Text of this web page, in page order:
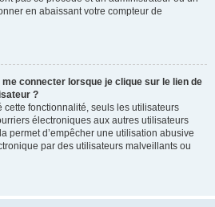
en abaissant votre compteur de
me connecter lorsque je clique sur le lien de
?
cette fonctionnalité, seuls les utilisateurs
électroniques aux autres utilisateurs
permet d’empêcher une utilisation abusive
par des utilisateurs malveillants ou